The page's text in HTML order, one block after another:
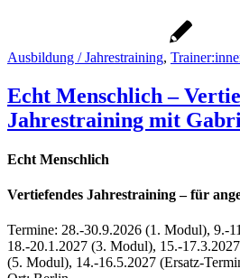
Ausbildung / Jahrestraining,
Echt Menschlich –
Jahrestraining mit
Echt Menschlich
Vertiefendes Jahrestraining – für
Termine: 28.-30.9.2026 (1. Modul), 9.-
18.-20.1.2027 (3. Modul), 15.-
(5. Modul), 14.-16.5.2027 (Ersatz-